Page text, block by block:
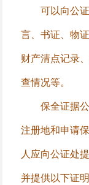
可以向公证
言、书证、物
财产清点记录
查情况等。
保全证据公
注册地和申请
人应向公证处
并提供以下证